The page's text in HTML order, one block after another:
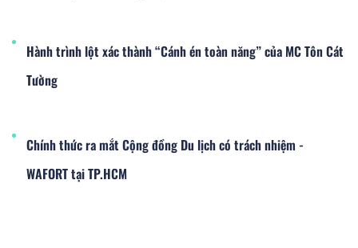
Hành trình lột xác thành “Cánh én toàn năng” của MC Tôn Cát
Tường
Chính thức ra mắt Cộng đồng Du lịch có trách nhiệm -
WAFORT tại TP.HCM